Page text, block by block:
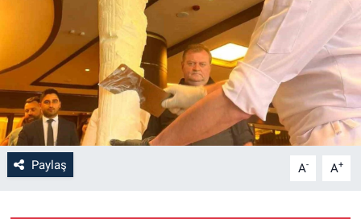
Paylaş A- A+